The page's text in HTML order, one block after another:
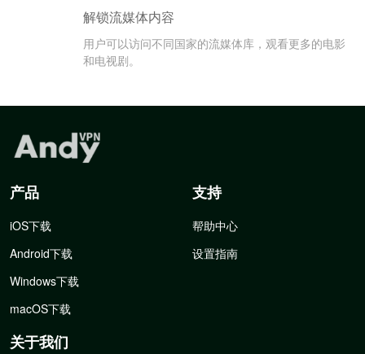
解锁流媒体内容
用户可以访问不同国家的流媒体库，观看更多的电影
和电视剧。
产品
iOS下载
Android下载
Windows下载
macOS下载
支持
帮助中心
设置指南
关于我们